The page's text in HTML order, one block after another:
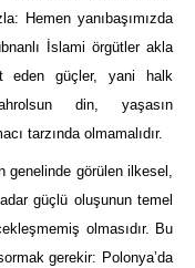
Hemen yanıbaşımızda
İslami örgütler akla
eden güçler, yani halk
din, yaşasın
tarzında olmamalıdır.
genelinde görülen ilkesel,
güçlü oluşunun temel
olmasıdır. Bu
gerekir: Polonya’da